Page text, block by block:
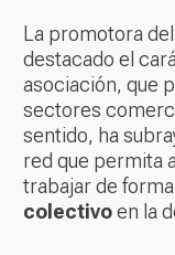
La promotora
destacado el
asociación, que
sectores
sentido, ha
red que permita
trabajar de
colectivoen la